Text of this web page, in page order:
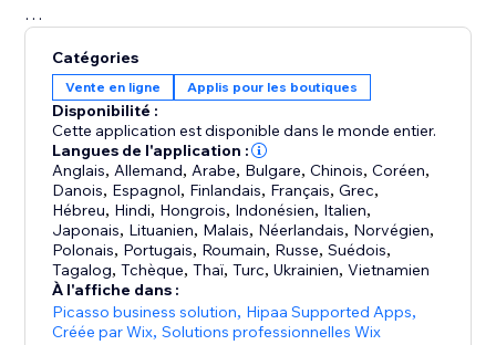
sur les moteurs de recherche grâce à des
fonctionnalités de référencement adaptées aux sites
e‑commerces
- Commencez à vendre en dropshipping : vendez des
articles de fournisseurs qui s’occupent de l’inventaire
et du traitement des commandes pour vous.
- Vendez n’importe où : convertissez les prix dans
n’importe quelle devise, utilisez des fournisseurs de
services d’expédition internationaux avec des tarifs
Catégories
Vente en ligne Applis pour les boutiques
Disponibilité :
Cette application est disponible dans le monde entier.
Langues de l'application :
Anglais, Allemand, Arabe, Bulgare,Chinois,Coréen,
Danois, Espagnol, Finlandais, Français,Grec,
Hébreu, Hindi, Hongrois, Indonésien, Italien,
Japonais, Lituanien, Malais, Néerlandais, Norvégien,
Polonais, Portugais, Roumain, Russe,Suédois,
Tagalog,Tchèque,Thaï,Turc,Ukrainien,Vietnamien
À l'affiche dans :
Picasso business solution, Hipaa Supported Apps,
Créée par Wix,Solutions professionnelles Wix